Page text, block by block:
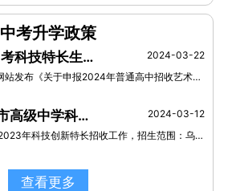
中考升学政策
最新通知！淄博中考科技特长生招生，开始申报！
2024-03-22
3月15日，淄博市教育局网站发布《关于申报2024年普通高中招收艺术体育科技特长生计划的通知》（以下简称《通知》）
2023年乌鲁木齐市高级中学科技创新特长生招生政策
2024-03-12
乌鲁木齐市高级中学开展2023年科技创新特长招收工作，招生范围：乌鲁木齐地区。招生类别：机器人、航模、创客。
查看更多